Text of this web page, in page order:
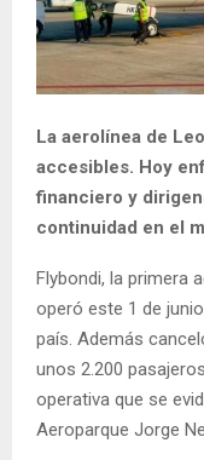
La aerolínea de
accesibles. Hoy
financiero y
continuidad en el
Flybondi, la primera
operó este 1 de
país. Además
unos 2.200
operativa que se
Aeroparque Jorge